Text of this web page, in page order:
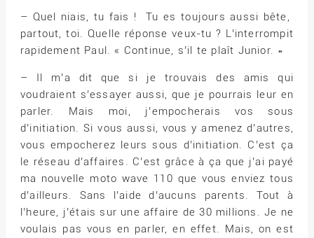
– Quel niais, tu fais ! Tu es toujours aussi bête,
partout, toi. Quelle réponse veux-tu ? L’interrompit
rapidement Paul. « Continue, s’il te plaît Junior. »
– Il m’a dit que si je trouvais des amis qui
voudraient s’essayer aussi, que je pourrais leur en
parler. Mais moi, j’empocherais vos sous
d’initiation. Si vous aussi, vous y amenez d’autres,
vous empocherez leurs sous d’initiation. C’est ça
le réseau d’affaires. C’est grâce à ça que j’ai payé
ma nouvelle moto wave 110 que vous enviez tous
d’ailleurs. Sans l’aide d’aucuns parents. Tout à
l’heure, j’étais sur une affaire de 30 millions. Je ne
voulais pas vous en parler, en effet. Mais, on est